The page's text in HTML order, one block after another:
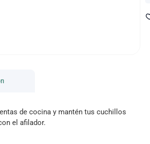
de cocina y mantén tus cuchillos
el afilador.